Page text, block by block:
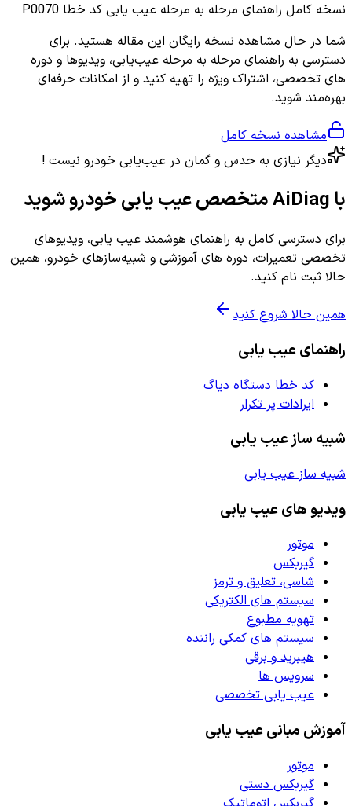
نسخه کامل راهنمای مرحله به مرحله عیب یابی کد خطا P0070
شما در حال مشاهده نسخه رایگان این مقاله هستید. برای
دسترسی به راهنمای مرحله به مرحله عیب‌یابی، ویدیوها و دوره
های تخصصی، اشتراک ویژه را تهیه کنید و از امکانات حرفه‌ای
بهره‌مند شوید.
مشاهده نسخه کامل
دیگر نیازی به حدس و گمان در عیب‌یابی خودرو نیست !
با AiDiag متخصص عیب یابی خودرو شوید
برای دسترسی کامل به راهنمای هوشمند عیب یابی، ویدیوهای
تخصصی تعمیرات، دوره های آموزشی و شبیه‌سازهای خودرو، همین
حالا ثبت نام کنید.
همین حالا شروع کنید
راهنمای عیب یابی
کد خطا دستگاه دیاگ
ایرادات پر تکرار
شبیه ساز عیب یابی
شبیه ساز عیب یابی
ویدیو های عیب یابی
موتور
گیربکس
شاسی، تعلیق و ترمز
سیستم های الکتریکی
تهویه مطبوع
سیستم های کمکی راننده
هیبرید و برقی
سرویس ها
عیب یابی تخصصی
آموزش مبانی عیب یابی
موتور
گیربکس دستی